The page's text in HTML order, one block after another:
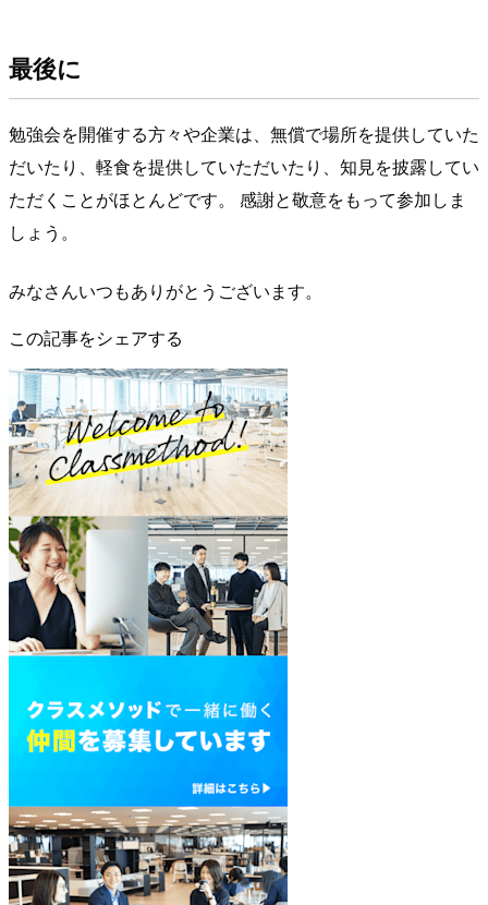
最後に
勉強会を開催する方々や企業は、無償で場所を提供していた
だいたり、軽食を提供していただいたり、知見を披露してい
ただくことがほとんどです。 感謝と敬意をもって参加しま
しょう。
みなさんいつもありがとうございます。
この記事をシェアする